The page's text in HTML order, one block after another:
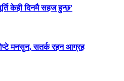
केही दिनमै सहज हुन्छ’
मनसुन, सतर्क रहन आग्रह